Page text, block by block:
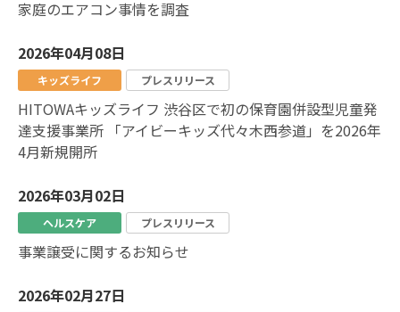
家庭のエアコン事情を調査
2026年04月08日
キッズライフ プレスリリース
HITOWAキッズライフ 渋谷区で初の保育園併設型児童発
達支援事業所 「アイビーキッズ代々木西参道」を2026年
4月新規開所
2026年03月02日
ヘルスケア プレスリリース
事業譲受に関するお知らせ
2026年02月27日